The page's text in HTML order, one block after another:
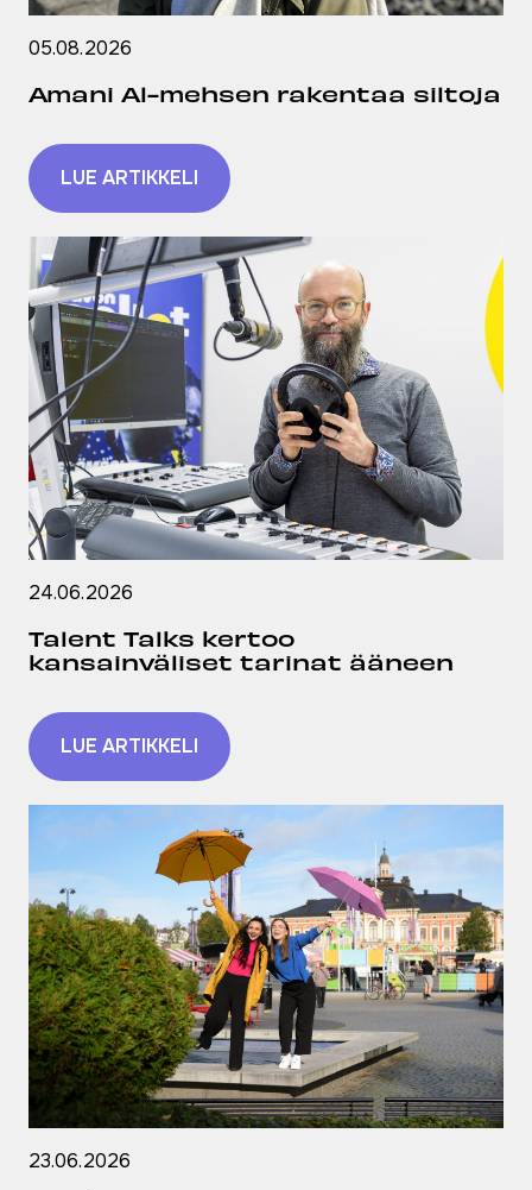
05.08.2026
Amani Al-mehsen rakentaa siltoja
LUE ARTIKKELI
24.06.2026
Talent Talks kertoo
kansainväliset tarinat ääneen
LUE ARTIKKELI
23.06.2026